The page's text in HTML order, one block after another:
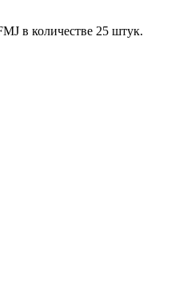
в количестве 25 штук.